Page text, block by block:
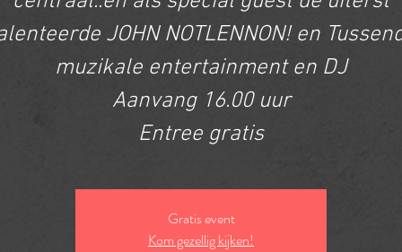
JOHN NOTLENNON! en
muzikale entertainment en DJ
Aanvang 16.00 uur
Entree gratis
Gratis event
Kom gezellig kijken!